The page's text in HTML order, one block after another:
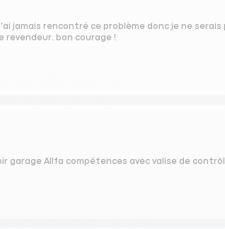
jamais rencontré ce problème donc je ne
bon courage !
garage Allfa compétences avec valise de